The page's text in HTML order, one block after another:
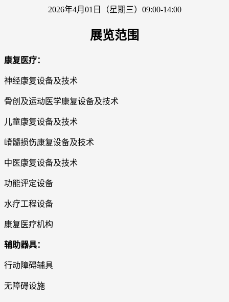
2026年4月01日（星期三）09:00-14:00
展览范围
康复医疗：
神经康复设备及技术
骨创及运动医学康复设备及技术
儿童康复设备及技术
嵴髓损伤康复设备及技术
中医康复设备及技术
功能评定设备
水疗工程设备
康复医疗机构
辅助器具：
行动障碍辅具
无障碍设施